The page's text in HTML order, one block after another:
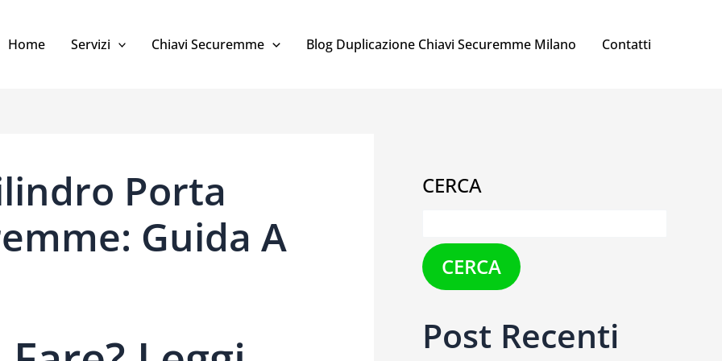
Home Servizi Chiavi Securemme Blog Duplicazione Chiavi Securemme Milano Contatti
Porta
Guida A
CERCA
CERCA
Post Recenti